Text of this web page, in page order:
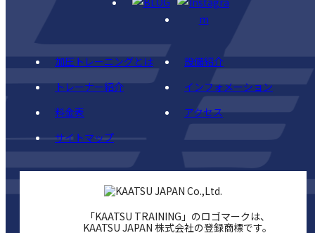
加圧トレーニングとは
設備紹介
トレーナー紹介
インフォメーション
料金表
アクセス
サイトマップ
「KAATSU TRAINING」のロゴマークは、
KAATSU JAPAN 株式会社の登録商標です。